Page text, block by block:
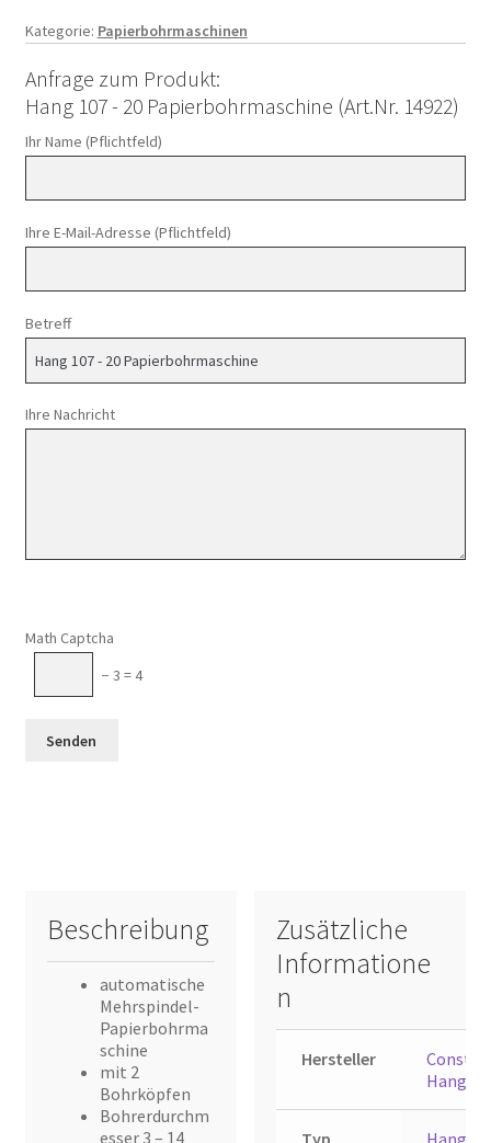
Kategorie: Papierbohrmaschinen
Anfrage zum Produkt:
Hang 107 - 20 Papierbohrmaschine (Art.Nr. 14922)
Ihr Name (Pflichtfeld)
Ihre E-Mail-Adresse (Pflichtfeld)
Betreff
Ihre Nachricht
Math Captcha
− 3 = 4
Beschreibung
automatische
Mehrspindel-
Papierbohrma
schine
mit 2
Bohrköpfen
Bohrerdurchm
esser 3 – 14
Zusätzliche
Informatione
n
Hersteller
Hang